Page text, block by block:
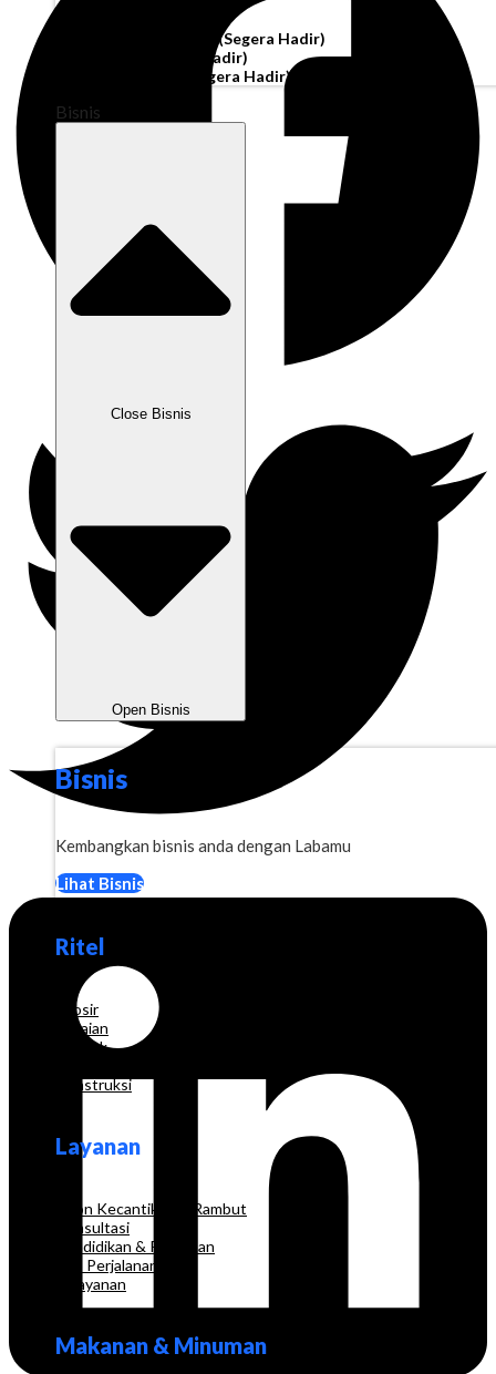
(Segera Hadir)
(Segera Hadir)
(Segera Hadir)
Bisnis
Close Bisnis
Open Bisnis
Bisnis
Kembangkan bisnis anda dengan Labamu
Lihat Bisnis
Ritel
Grosir
Pakaian
Apotek
Konstruksi
Layanan
Salon Kecantikan & Rambut
Konsultasi
Pendidikan & Pelatihan
Biro Perjalanan
Pelayanan
Makanan & Minuman